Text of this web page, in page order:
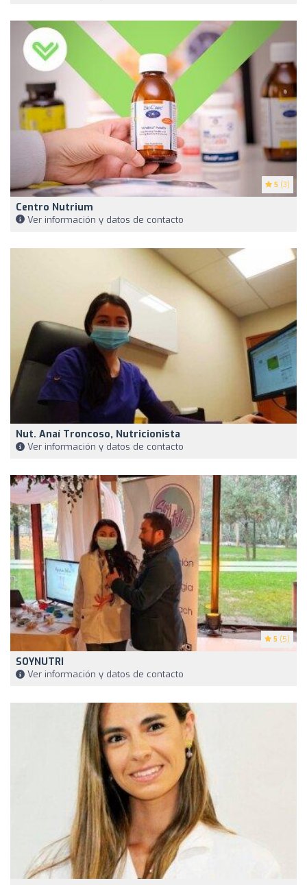
5 (3)
Centro Nutrium
Ver información y datos de contacto
Nut. Anaí Troncoso, Nutricionista
Ver información y datos de contacto
5 (5)
SOYNUTRI
Ver información y datos de contacto